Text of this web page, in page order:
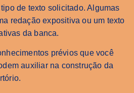
de texto solicitado. Algumas
redação expositiva ou um texto
da banca.
prévios que você
auxiliar na construção da